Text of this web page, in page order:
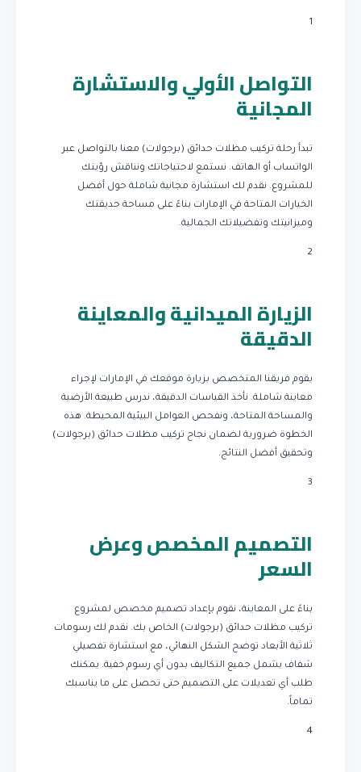
1
التواصل الأولي والاستشارة
المجانية
تبدأ رحلة تركيب مظلات حدائق (برجولات) معنا بالتواصل عبر
الواتساب أو الهاتف. نستمع لاحتياجاتك ونناقش رؤيتك
للمشروع. نقدم لك استشارة مجانية شاملة حول أفضل
الخيارات المتاحة في الإمارات بناءً على مساحة حديقتك
وميزانيتك وتفضيلاتك الجمالية.
2
الزيارة الميدانية والمعاينة
الدقيقة
يقوم فريقنا المتخصص بزيارة موقعك في الإمارات لإجراء
معاينة شاملة. نأخذ القياسات الدقيقة، ندرس طبيعة الأرضية
والمساحة المتاحة، ونفحص العوامل البيئية المحيطة. هذه
الخطوة ضرورية لضمان نجاح تركيب مظلات حدائق (برجولات)
وتحقيق أفضل النتائج.
3
التصميم المخصص وعرض
السعر
بناءً على المعاينة، نقوم بإعداد تصميم مخصص لمشروع
تركيب مظلات حدائق (برجولات) الخاص بك. نقدم لك رسومات
ثلاثية الأبعاد توضح الشكل النهائي، مع استشارة تفصيلي
شفاف يشمل جميع التكاليف بدون أي رسوم خفية. يمكنك
طلب أي تعديلات على التصميم حتى تحصل على ما يناسبك
تماماً.
4